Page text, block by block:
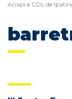
Aciapi e CDL de